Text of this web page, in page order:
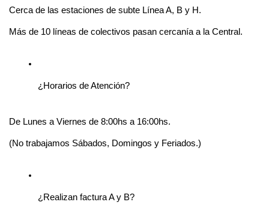
Cerca de las estaciones de subte Línea A, B y H.
Más de 10 líneas de colectivos pasan cercanía a la Central.
¿Horarios de Atención?
De Lunes a Viernes de 8:00hs a 16:00hs.
(No trabajamos Sábados, Domingos y Feriados.)
¿Realizan factura A y B?